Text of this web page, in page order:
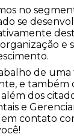
no
se
e
de uma
e também
dos
e
contato